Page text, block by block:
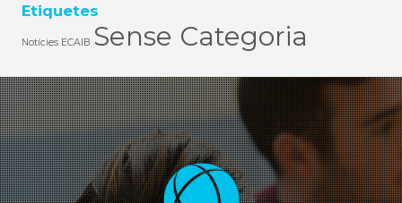
Etiquetes
Notícies ECAIB Sense Categoria